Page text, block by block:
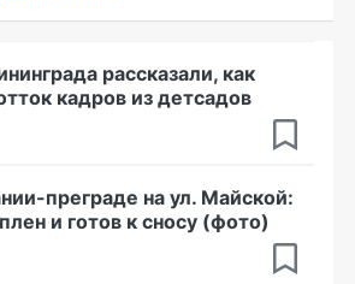
рассказали, как
кадров из детсадов
преграде на ул. Майской:
и готов к сносу (фото)